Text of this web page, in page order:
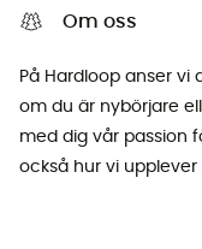
Om oss
På Hardloop anser vi
om du är nybörjare
med dig vår passion
också hur vi upplever